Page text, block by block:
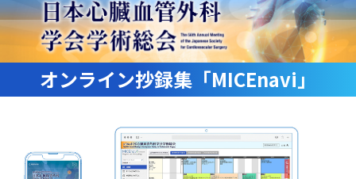
オンライン抄録集「MICEnavi」